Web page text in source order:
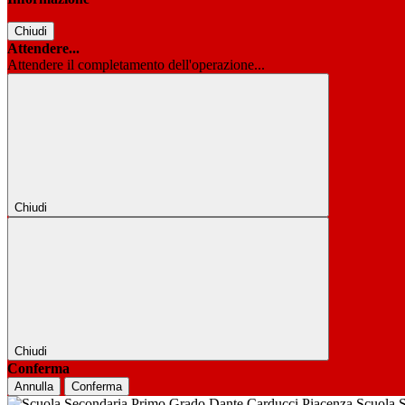
Chiudi
Attendere...
Attendere il completamento dell'operazione...
Chiudi
Chiudi
Conferma
Annulla Conferma